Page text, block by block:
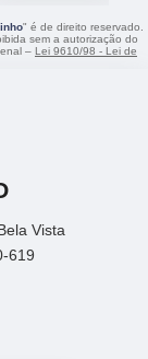
" é de direito reservado.
sem a autorização do
– Lei 9610/98 - Lei de
Vista
619